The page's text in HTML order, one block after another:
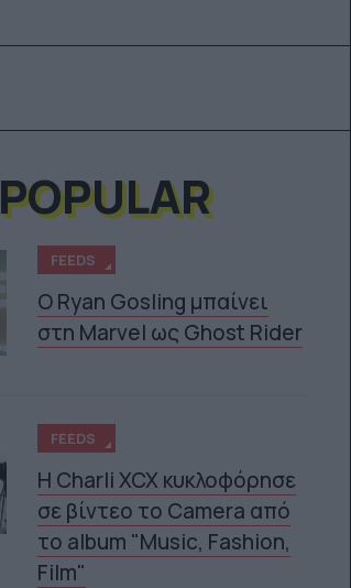
POPULAR
FEEDS
Ο Ryan Gosling μπαίνει
στη Marvel ως Ghost Rider
FEEDS
H Charli XCX κυκλοφόρησε
σε βίντεο το Camera από
το album "Music, Fashion,
Film"